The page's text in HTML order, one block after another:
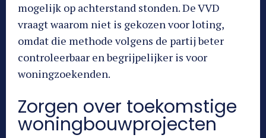
mogelijk op achterstand stonden. De VVD
vraagt waarom niet is gekozen voor loting,
omdat die methode volgens de partij beter
controleerbaar en begrijpelijker is voor
woningzoekenden.
Zorgen over toekomstige
woningbouwprojecten